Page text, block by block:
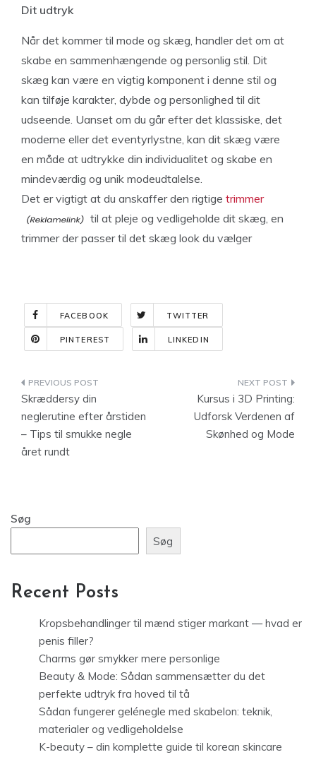
Dit udtryk
Når det kommer til mode og skæg, handler det om at
skabe en sammenhængende og personlig stil. Dit
skæg kan være en vigtig komponent i denne stil og
kan tilføje karakter, dybde og personlighed til dit
udseende. Uanset om du går efter det klassiske, det
moderne eller det eventyrlystne, kan dit skæg være
en måde at udtrykke din individualitet og skabe en
mindeværdig og unik modeudtalelse.
Det er vigtigt at du anskaffer den rigtige trimmer
til at pleje og vedligeholde dit skæg, en
trimmer der passer til det skæg look du vælger
FACEBOOK TWITTER
PINTEREST LINKEDIN
Indlægsnavigation
Skræddersy din
neglerutine efter årstiden
– Tips til smukke negle
året rundt
Kursus i 3D Printing:
Udforsk Verdenen af
Skønhed og Mode
Søg
Søg
Recent Posts
Kropsbehandlinger til mænd stiger markant — hvad er
penis filler?
Charms gør smykker mere personlige
Beauty & Mode: Sådan sammensætter du det
perfekte udtryk fra hoved til tå
Sådan fungerer gelénegle med skabelon: teknik,
materialer og vedligeholdelse
K-beauty – din komplette guide til korean skincare